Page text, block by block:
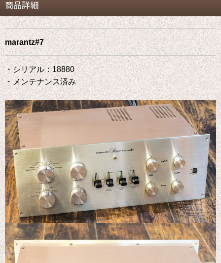
商品詳細
marantz#7
・シリアル：18880
・メンテナンス済み